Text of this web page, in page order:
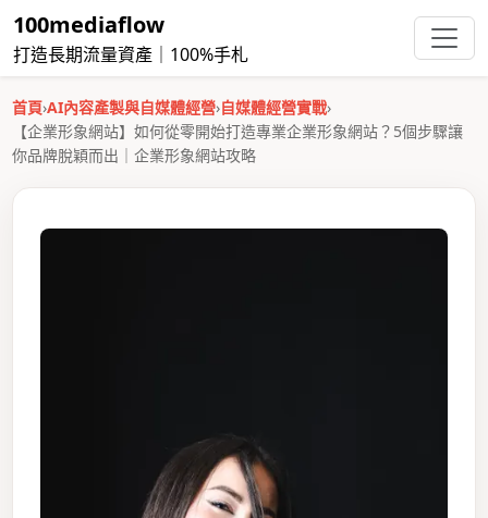
100mediaflow
打造長期流量資產｜100%手札
首頁›AI內容產製與自媒體經營›自媒體經營實戰›
【企業形象網站】如何從零開始打造專業企業形象網站？5個步驟讓
你品牌脫穎而出｜企業形象網站攻略